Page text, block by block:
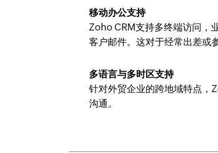
移动办公支持
Zoho CRM支持多终端访问，
客户邮件。这对于经常出差或
多语言与多时区支持
针对外贸企业的跨地域特点，
沟通。